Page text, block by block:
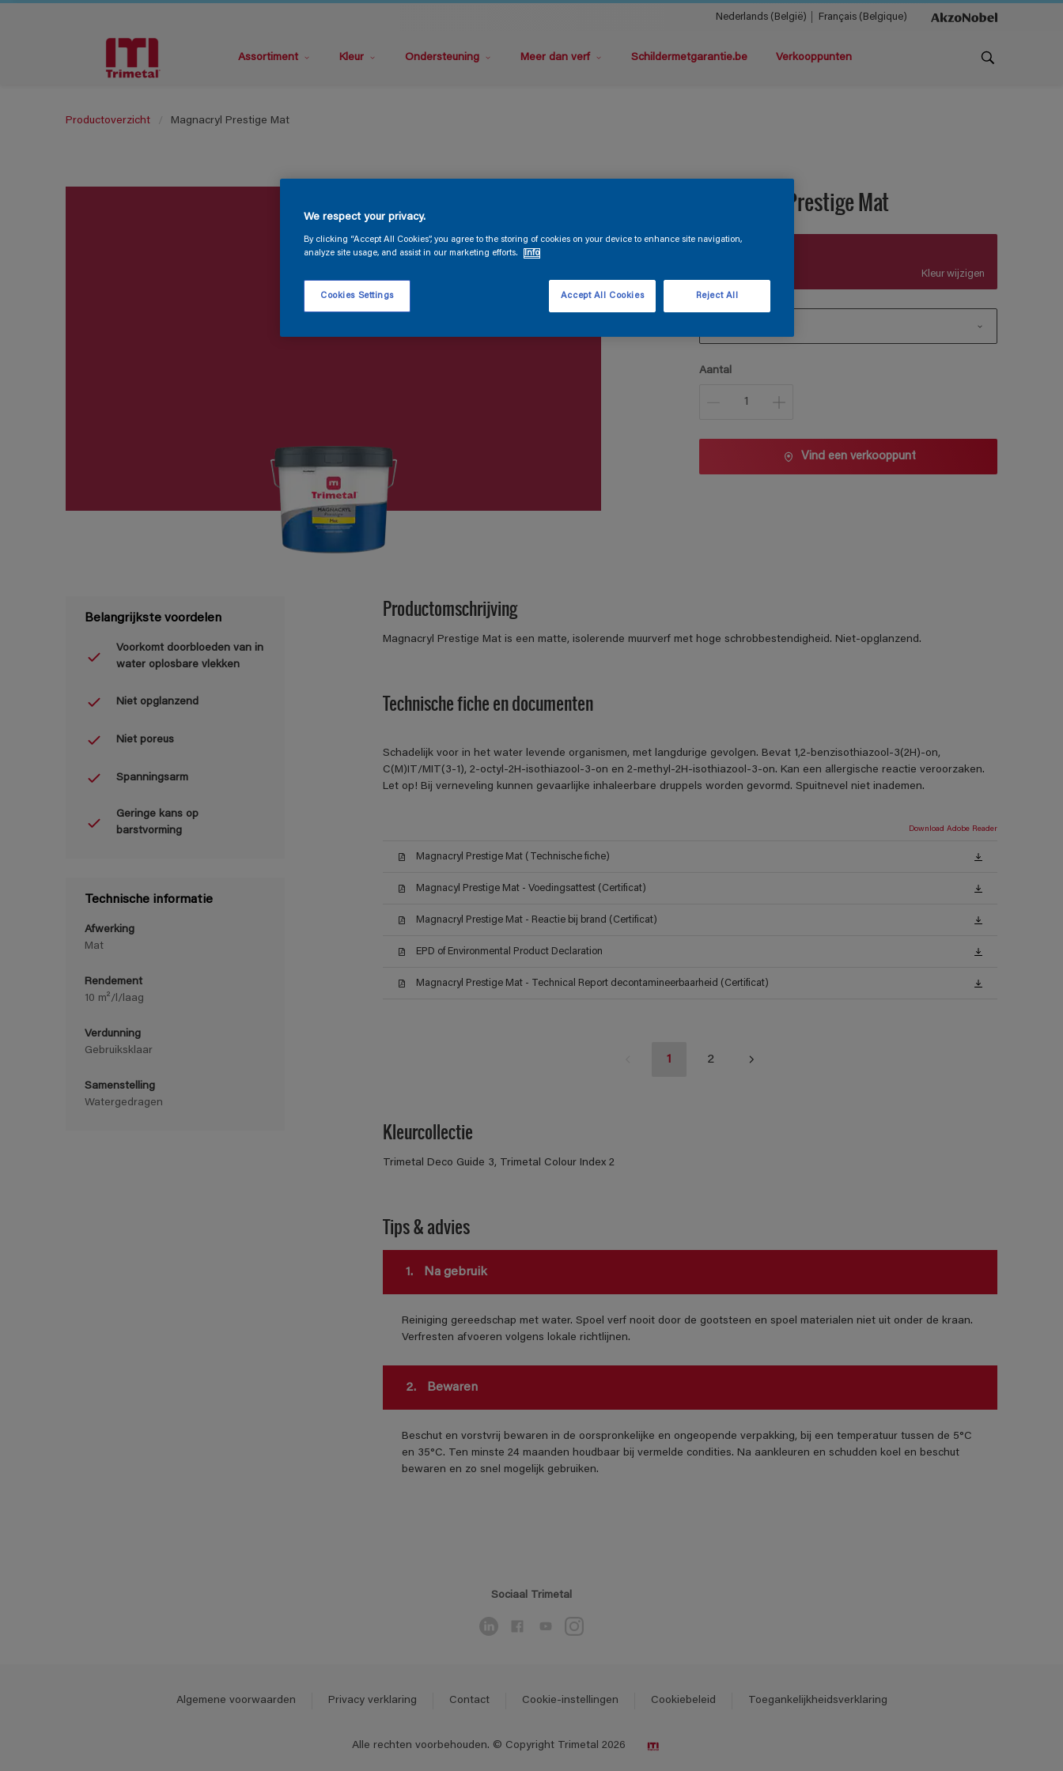
Nederlands (België) Français (Belgique)
Assortiment Kleur Ondersteuning Meer dan verf Schildermetgarantie.be Verkooppunten
Productoverzicht Magnacryl Prestige Mat
Magnacryl Prestige Mat
Kleur wijzigen
Aantal
Vind een verkooppunt
Belangrijkste voordelen
Voorkomt doorbloeden van in
water oplosbare vlekken
Niet opglanzend
Niet poreus
Spanningsarm
Geringe kans op
barstvorming
Technische informatie
Afwerking
Mat
Rendement
10 m²/l/laag
Verdunning
Gebruiksklaar
Samenstelling
Watergedragen
Productomschrijving
Magnacryl Prestige Mat is een matte, isolerende muurverf met hoge schrobbestendigheid. Niet-opglanzend.
Technische fiche en documenten
Schadelijk voor in het water levende organismen, met langdurige gevolgen. Bevat 1,2-benzisothiazool-3(2H)-on,
C(M)IT/MIT(3-1), 2-octyl-2H-isothiazool-3-on en 2-methyl-2H-isothiazool-3-on. Kan een allergische reactie veroorzaken.
Let op! Bij verneveling kunnen gevaarlijke inhaleerbare druppels worden gevormd. Spuitnevel niet inademen.
Download Adobe Reader
Magnacryl Prestige Mat (Technische fiche)
Magnacyl Prestige Mat - Voedingsattest (Certificat)
Magnacryl Prestige Mat - Reactie bij brand (Certificat)
EPD of Environmental Product Declaration
Magnacryl Prestige Mat - Technical Report decontamineerbaarheid (Certificat)
1 2
Kleurcollectie
Trimetal Deco Guide 3, Trimetal Colour Index 2
Tips & advies
1. Na gebruik
Reiniging gereedschap met water. Spoel verf nooit door de gootsteen en spoel materialen niet uit onder de kraan.
Verfresten afvoeren volgens lokale richtlijnen.
2. Bewaren
Beschut en vorstvrij bewaren in de oorspronkelijke en ongeopende verpakking, bij een temperatuur tussen de 5°C
en 35°C. Ten minste 24 maanden houdbaar bij vermelde condities. Na aankleuren en schudden koel en beschut
bewaren en zo snel mogelijk gebruiken.
Sociaal Trimetal
Algemene voorwaarden Privacy verklaring Contact Cookie-instellingen Cookiebeleid Toegankelijkheidsverklaring
Alle rechten voorbehouden. © Copyright Trimetal 2026
We respect your privacy.
By clicking “Accept All Cookies”, you agree to the storing of cookies on your device to enhance site navigation,
analyze site usage, and assist in our marketing efforts.
Info
Cookies Settings Reject All
Accept All Cookies